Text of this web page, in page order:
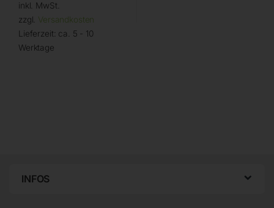
inkl. MwSt.
zzgl. Versandkosten
Lieferzeit: ca. 5 - 10
Werktage
INFOS